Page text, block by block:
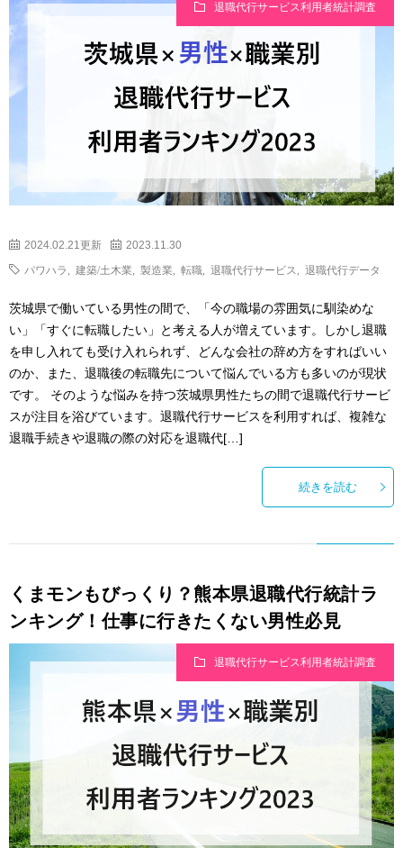
退職代行サービス利用者統計調査
2024.02.21更新 2023.11.30
パワハラ 建築/土木業 製造業 転職 退職代行サービス 退職代行データ
茨城県で働いている男性の間で、「今の職場の雰囲気に馴染めな
い」「すぐに転職したい」と考える人が増えています。しかし退職
を申し入れても受け入れられず、どんな会社の辞め方をすればいい
のか、また、退職後の転職先について悩んでいる方も多いのが現状
です。 そのような悩みを持つ茨城県男性たちの間で退職代行サービ
スが注目を浴びています。退職代行サービスを利用すれば、複雑な
退職手続きや退職の際の対応を退職代[…]
続きを読む
くまモンもびっくり？熊本県退職代行統計ラ
ンキング！仕事に行きたくない男性必見
退職代行サービス利用者統計調査